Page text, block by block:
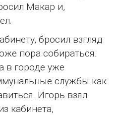
Макар и,
бросил взгляд
пора собираться.
в городе уже
службы как
Игорь взял
кабинета,